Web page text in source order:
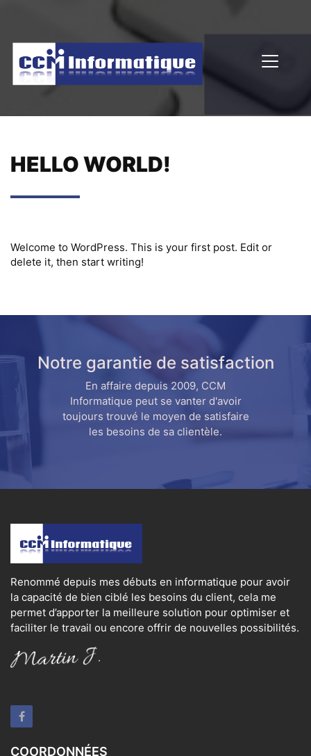
HELLO WORLD!
Welcome to WordPress. This is your first post. Edit or
delete it, then start writing!
Notre garantie de satisfaction
En affaire depuis 2009, CCM
Informatique peut se vanter d'avoir
toujours trouvé le moyen de satisfaire
les besoins de sa clientèle.
Renommé depuis mes débuts en informatique pour avoir
la capacité de bien ciblé les besoins du client, cela me
permet d’apporter la meilleure solution pour optimiser et
faciliter le travail ou encore offrir de nouvelles possibilités.
COORDONNÉES